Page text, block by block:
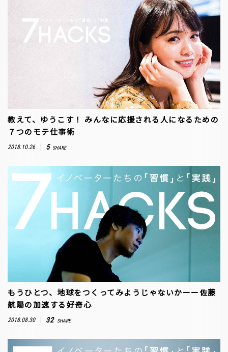
教えて、ゆうこす！ みんなに応援される人になるための
７つのモテ仕事術
2018.10.26 5 SHARE
もうひとつ、地球をつくってみようじゃないかーー佐藤
航陽の加速する好奇心
2018.08.30 32 SHARE